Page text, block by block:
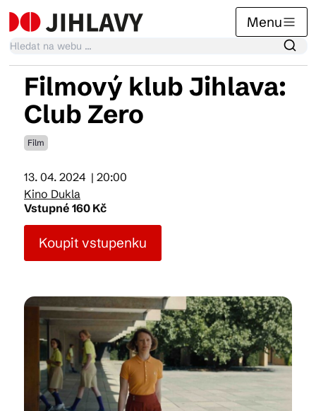
Menu
Kalendář akcí
Tradiční akce
Články
Suvenýry
Praktické info
Kam vyrazit
Filmový klub Jihlava:
Club Zero
Film
13. 04. 2024 | 20:00
Kino Dukla
Vstupné 160 Kč
Koupit vstupenku